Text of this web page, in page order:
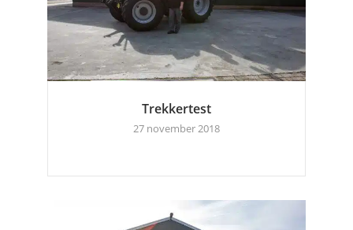
Trekkertest
27 november 2018